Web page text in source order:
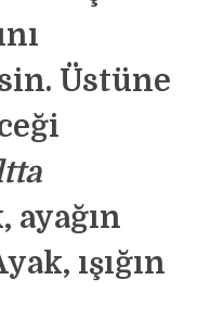
Üstüne
ayağın
ışığın